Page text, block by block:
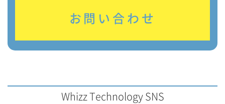
お問い合わせ
Whizz Technology SNS